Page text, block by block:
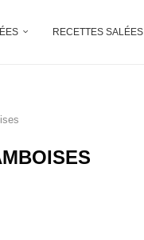
RECETTES SALÉES